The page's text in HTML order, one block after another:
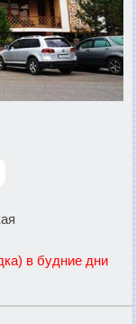
в будние дни